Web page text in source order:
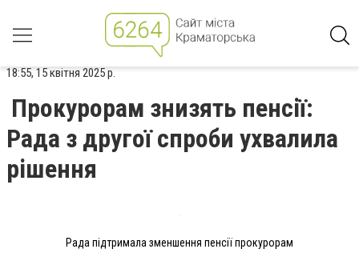
18:55, 15 квітня 2025 р.
Прокурорам знизять пенсії:
Рада з другої спроби ухвалила
рішення
Рада підтримала зменшення пенсії прокурорам